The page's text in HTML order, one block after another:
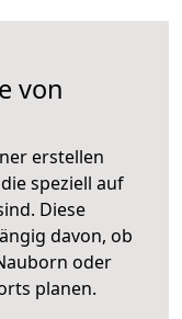
von
erstellen
speziell auf
Diese
davon, ob
oder
planen.